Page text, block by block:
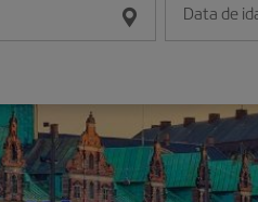
Data de
Insira a data